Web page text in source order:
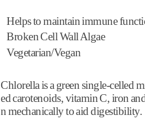
Helps to maintain immune
Broken Cell Wall Algae
Vegetarian/Vegan
Chlorella is a green single-celled
ed carotenoids, vitamin C, iron
n mechanically to aid digestibility.